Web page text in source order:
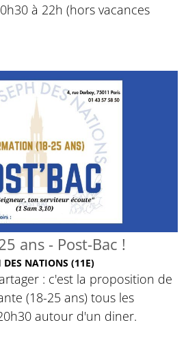
à 22h (hors vacances
ans - Post-Bac !
DES NATIONS (11E)
: c'est la proposition de
(18-25 ans) tous les
autour d'un diner.